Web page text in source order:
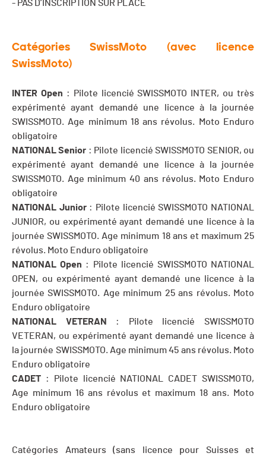
- PAS D’INSCRIPTION SUR PLACE
Catégories SwissMoto (avec licence
SwissMoto)
INTER Open : Pilote licencié SWISSMOTO INTER, ou très
expérimenté ayant demandé une licence à la journée
SWISSMOTO. Age minimum 18 ans révolus. Moto Enduro
obligatoire
NATIONAL Senior : Pilote licencié SWISSMOTO SENIOR, ou
expérimenté ayant demandé une licence à la journée
SWISSMOTO. Age minimum 40 ans révolus. Moto Enduro
obligatoire
NATIONAL Junior: Pilote licencié SWISSMOTO NATIONAL
JUNIOR, ou expérimenté ayant demandé une licence à la
journée SWISSMOTO. Age minimum 18 ans et maximum 25
révolus. Moto Enduro obligatoire
NATIONAL Open : Pilote licencié SWISSMOTO NATIONAL
OPEN, ou expérimenté ayant demandé une licence à la
journée SWISSMOTO. Age minimum 25 ans révolus. Moto
Enduro obligatoire
NATIONAL VETERAN
: Pilote licencié SWISSMOTO
VETERAN, ou expérimenté ayant demandé une licence à
la journée SWISSMOTO. Age minimum 45 ans révolus. Moto
Enduro obligatoire
CADET : Pilote licencié NATIONAL CADET SWISSMOTO,
Age minimum 16 ans révolus et maximum 18 ans. Moto
Enduro obligatoire
Catégories Amateurs (sans licence pour Suisses et